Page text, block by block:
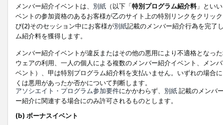
メンバー紹介イベントは、 別紙 （以下「特別プログラム紹介料」とい
ベントの参加資格のあるお客様が乙のサイト上の特別リンクをクリッ
び(2)そのセッション中にお客様が別紙記載のメンバー紹介行為を完了
ム紹介料を獲得します。
メンバー紹介イベントが違反またはその他の悪用により不適格となっ
ウェアの利用、一人の個人による複数のメンバー紹介イベント、メン
ベント）、甲は特別プログラム紹介料を支払いません。いずれの場合
くは悪用があったか否かについて判断します。
アソシエイト・プログラム参加要件にかかわらず、 別紙記載のメンバ
ー紹介に関連する場合にのみ許可されるものとします。
(b) ボーナスイベント